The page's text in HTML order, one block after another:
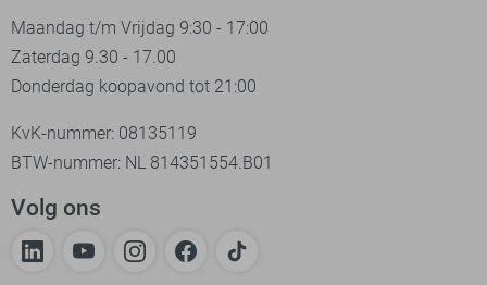
Maandag t/m Vrijdag 9:30 - 17:00
Zaterdag 9.30 - 17.00
Donderdag koopavond tot 21:00
KvK-nummer: 08135119
BTW-nummer: NL 814351554.B01
Volg ons